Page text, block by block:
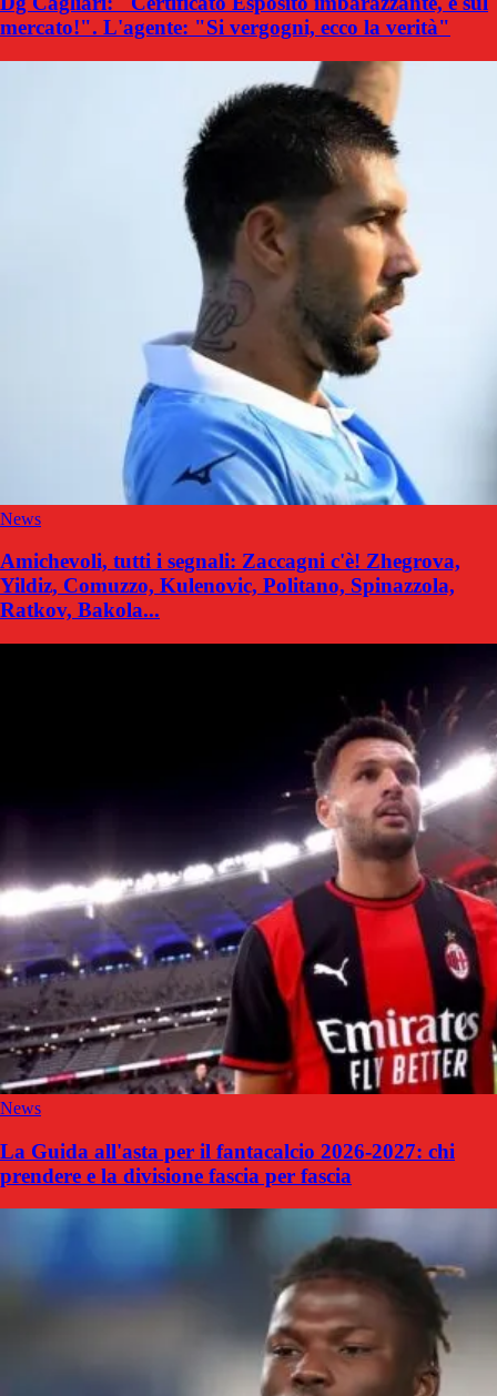
mercato!". L'agente: "Si vergogni, ecco la verità"
News
Amichevoli, tutti i segnali: Zaccagni c'è! Zhegrova,
Yildiz, Comuzzo, Kulenovic, Politano, Spinazzola,
Ratkov, Bakola...
News
La Guida all'asta per il fantacalcio 2026-2027: chi
prendere e la divisione fascia per fascia